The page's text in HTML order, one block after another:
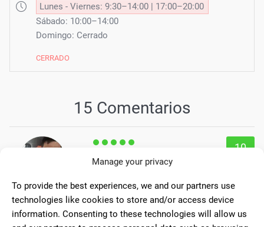
Manage your privacy
To provide the best experiences, we and our partners use
technologies like cookies to store and/or access device
information. Consenting to these technologies will allow us
Lunes - Viernes: 9:30–14:00 | 17:00–20:00
Sábado: 10:00–14:00
Domingo: Cerrado
CERRADO
15 Comentarios
Bernardo
Rodríguez-
Zapata
10
Atención correcta y amable.
imprimen lo que quieras a un precio
razonable. Es muy útil que haya un
establecimiento así en El Bosque